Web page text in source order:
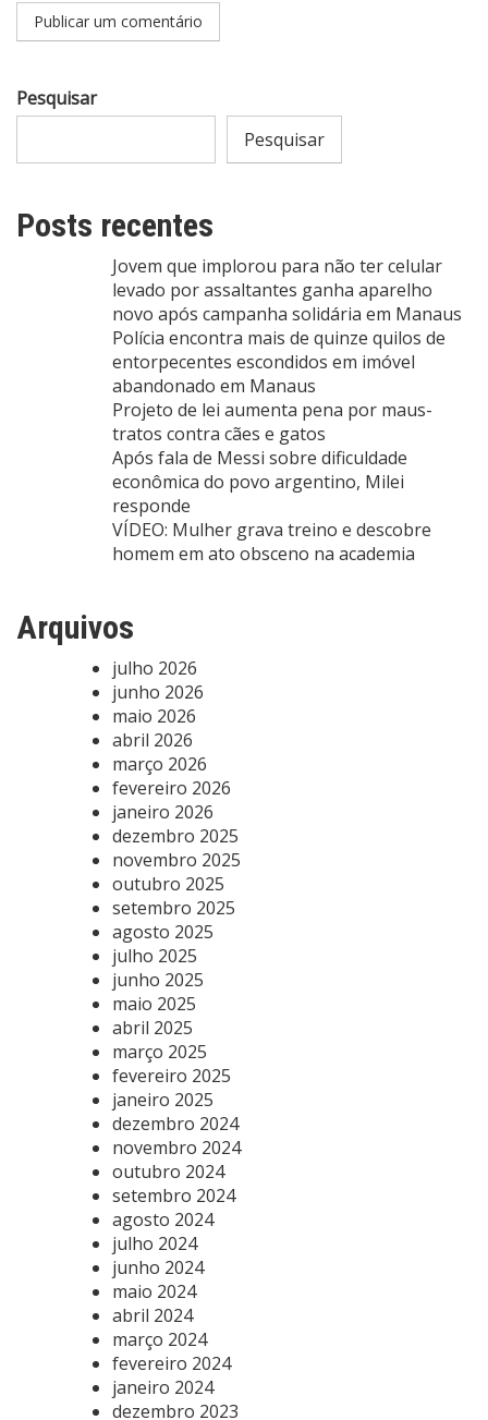
Pesquisar
Pesquisar
Posts recentes
Jovem que implorou para não ter celular
levado por assaltantes ganha aparelho
novo após campanha solidária em Manaus
Polícia encontra mais de quinze quilos de
entorpecentes escondidos em imóvel
abandonado em Manaus
Projeto de lei aumenta pena por maus-
tratos contra cães e gatos
Após fala de Messi sobre dificuldade
econômica do povo argentino, Milei
responde
VÍDEO: Mulher grava treino e descobre
homem em ato obsceno na academia
Arquivos
julho 2026
junho 2026
maio 2026
abril 2026
março 2026
fevereiro 2026
janeiro 2026
dezembro 2025
novembro 2025
outubro 2025
setembro 2025
agosto 2025
julho 2025
junho 2025
maio 2025
abril 2025
março 2025
fevereiro 2025
janeiro 2025
dezembro 2024
novembro 2024
outubro 2024
setembro 2024
agosto 2024
julho 2024
junho 2024
maio 2024
abril 2024
março 2024
fevereiro 2024
janeiro 2024
dezembro 2023